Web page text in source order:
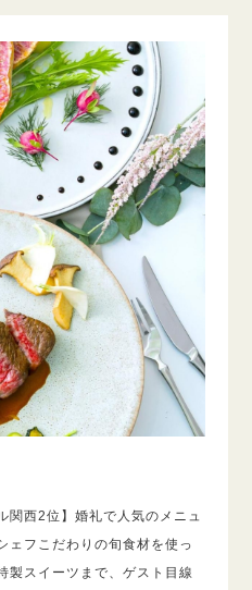
関西2位】婚礼で人気のメニュ
ェフこだわりの旬食材を使っ
製スイーツまで、ゲスト目線